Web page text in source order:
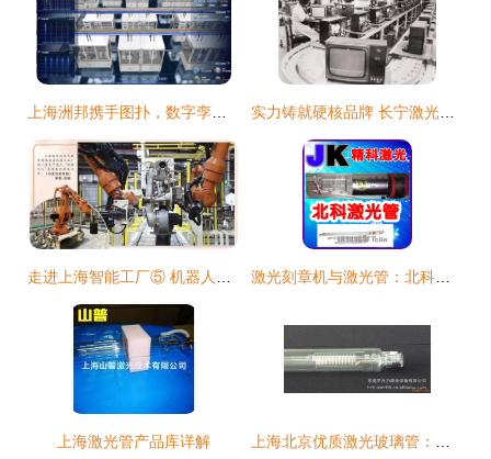
上海激光管产品库详解